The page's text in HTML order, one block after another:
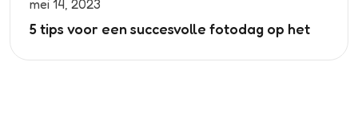
mei 14, 2023
5 tips voor een succesvolle fotodag op het